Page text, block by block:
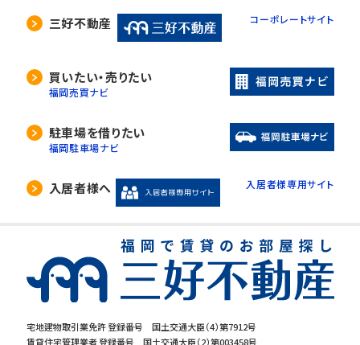
宅地建物取引業免許 登録番号 国土交通大臣（4）第7912号
賃貸住宅管理業者 登録番号 国土交通大臣（2）第003458号
三好不動産 コーポレートサイト
買いたい・売りたい
福岡売買ナビ
駐車場を借りたい
福岡駐車場ナビ
入居者様へ 入居者様専用サイト